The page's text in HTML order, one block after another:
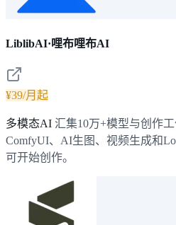
LiblibAI·哩布哩布AI
¥39/月起
多模态AI 汇集10万+模型与创作
ComfyUI、AI生图、视频生成和
可开始创作。